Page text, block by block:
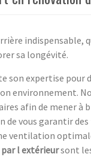
indispensable,
sa longévité.
son expertise pour
environnement.
afin de mener
de vous garantir
ventilation
l extérieursont